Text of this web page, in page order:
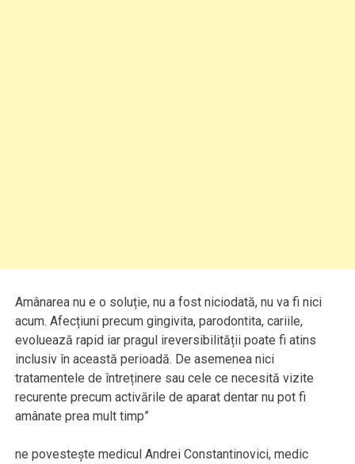
Amânarea nu e o soluție, nu a fost niciodată, nu va fi nici
acum. Afecțiuni precum gingivita, parodontita, cariile,
evoluează rapid iar pragul ireversibilității poate fi atins
inclusiv în această perioadă. De asemenea nici
tratamentele de întreținere sau cele ce necesită vizite
recurente precum activările de aparat dentar nu pot fi
amânate prea mult timp”
ne povestește medicul Andrei Constantinovici, medic